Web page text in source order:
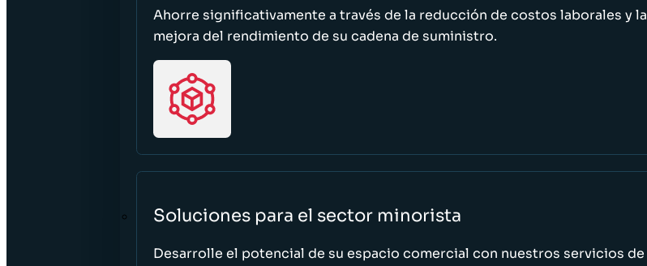
Ahorre significativamente a través de la reducción de costos laborales y la
mejora del rendimiento de su cadena de suministro.
Soluciones para el sector minorista
Desarrolle el potencial de su espacio comercial con nuestros servicios de